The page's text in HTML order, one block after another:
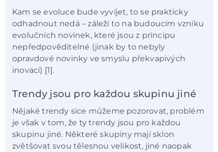
Kam se evoluce bude vyvíjet, to se prakticky
odhadnout nedá – záleží to na budoucím vzniku
evolučních novinek, které jsou z principu
nepředpověditelné (jinak by to nebyly
opravdové novinky ve smyslu překvapivých
inovací) [1].
Trendy jsou pro každou skupinu jiné
Nějaké trendy sice můžeme pozorovat, problém
je však v tom, že ty trendy jsou pro každou
skupinu jiné. Některé skupiny mají sklon
zvětšovat svou tělesnou velikost, jiné naopak